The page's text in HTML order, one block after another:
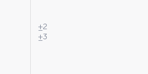
±2
±3